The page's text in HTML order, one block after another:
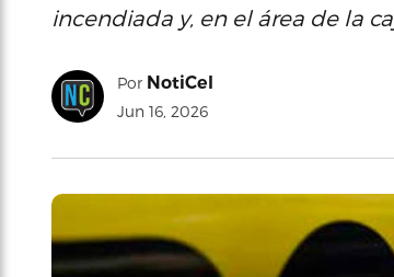
incendiada y, en el área de la
Por NotiCel
Jun 16, 2026